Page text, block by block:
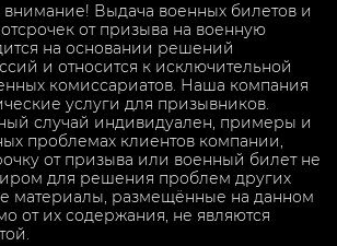
Выдача военных билетов и
от призыва на военную
на основании решений
и относится к исключительной
комиссариатов. Наша компания
услуги для призывников.
случай индивидуален, примеры и
проблемах клиентов компании,
от призыва или военный билет не
для решения проблем других
материалы, размещённые на данном
от их содержания, не являются